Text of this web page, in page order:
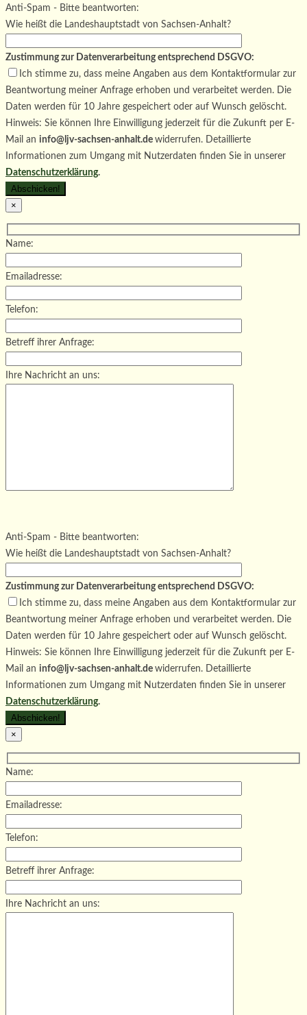
Bitte lasse dieses Feld leer.
Anti-Spam - Bitte beantworten:
Wie heißt die Landeshauptstadt von Sachsen-Anhalt?
Zustimmung zur Datenverarbeitung entsprechend DSGVO:
Ich stimme zu, dass meine Angaben aus dem Kontaktformular zur
Beantwortung meiner Anfrage erhoben und verarbeitet werden. Die
Daten werden für 10 Jahre gespeichert oder auf Wunsch gelöscht.
Hinweis: Sie können Ihre Einwilligung jederzeit für die Zukunft per E-
Mail an info@ljv-sachsen-anhalt.de widerrufen. Detaillierte
Informationen zum Umgang mit Nutzerdaten finden Sie in unserer
Datenschutzerklärung.
×
Name:
Emailadresse:
Telefon:
Betreff ihrer Anfrage:
Ihre Nachricht an uns:
Bitte lasse dieses Feld leer.
Anti-Spam - Bitte beantworten:
Wie heißt die Landeshauptstadt von Sachsen-Anhalt?
Zustimmung zur Datenverarbeitung entsprechend DSGVO:
Ich stimme zu, dass meine Angaben aus dem Kontaktformular zur
Beantwortung meiner Anfrage erhoben und verarbeitet werden. Die
Daten werden für 10 Jahre gespeichert oder auf Wunsch gelöscht.
Hinweis: Sie können Ihre Einwilligung jederzeit für die Zukunft per E-
Mail an info@ljv-sachsen-anhalt.de widerrufen. Detaillierte
Informationen zum Umgang mit Nutzerdaten finden Sie in unserer
Datenschutzerklärung.
×
Name:
Emailadresse:
Telefon:
Betreff ihrer Anfrage:
Ihre Nachricht an uns: